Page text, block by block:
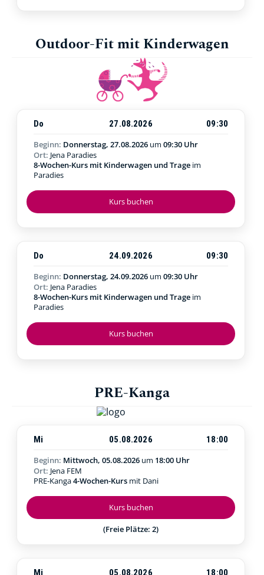
Outdoor-Fit mit Kinderwagen
Kurs buchen
Do 27.08.2026
09:30
Beginn: Donnerstag, 27.08.2026 um 09:30 Uhr
Ort: Jena Paradies
8-Wochen-Kurs mit Kinderwagen und Trage im
Paradies
Kurs buchen
Do 24.09.2026
09:30
Beginn: Donnerstag, 24.09.2026 um 09:30 Uhr
Ort: Jena Paradies
8-Wochen-Kurs mit Kinderwagen und Trage im
Paradies
PRE-Kanga
Kurs buchen
(Freie Plätze: 2)
Mi 05.08.2026
18:00
Beginn: Mittwoch, 05.08.2026 um 18:00 Uhr
Ort: Jena FEM
PRE-Kanga4-Wochen-Kurs mit Dani
Mi 05.08.2026 18:00